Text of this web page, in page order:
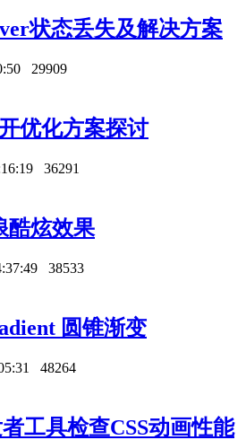
状态丢失及解决方案
29909
优化方案探讨
36291
酷炫效果
38533
圆锥渐变
48264
工具检查CSS动画性能